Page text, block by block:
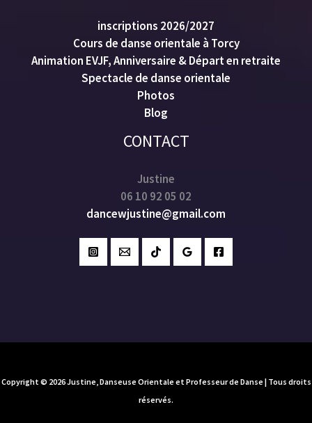
inscriptions 2026/2027
Cours de danse orientale à Torcy
Animation EVJF, Anniversaire & Départ en retraite
Spectacle de danse orientale
Photos
Blog
CONTACT
Justine
06 10 92 05 02
dancewjustine@gmail.com
Copyright © 2026 Justine, Danseuse Orientale et Professeur de Danse | Tous droits
réservés.